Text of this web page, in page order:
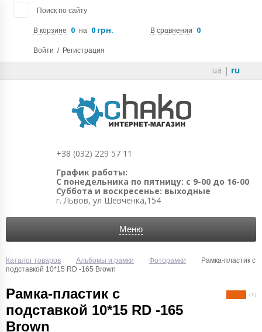
Поиск по сайту
В корзине 0 на 0 грн. В сравнении 0
Войти / Регистрация
ua | ru
+38 (032) 229 57 11
График работы:
С понедельника по пятницу: с 9-00 до 16-00
Суббота и воскресенье: выходные
г. Львов, ул Шевченка,154
Меню
Каталог товаров Альбомы и рамки Фоторамки
Рамка-пластик с
подставкой 10*15 RD -165 Brown
Рамка-пластик с
подставкой 10*15 RD -165
Brown
( 1 )